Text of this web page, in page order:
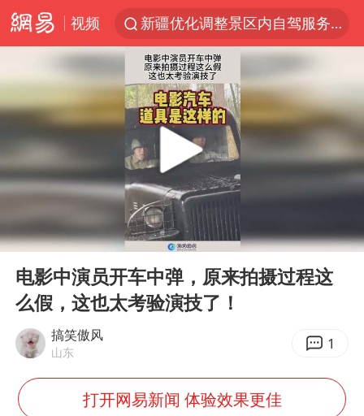
视频
新疆优化调整景区内自驾服务费
“新疆的交警怎么个个像我妈”
香港正式允许“拒绝抢救”
《欢迎来龙餐馆》口碑
白海豚将正面袭击贯穿浙江
郑丽文：台湾从来没有“独立”过
几元成本的AI广告导致千万市值蒸发
酒店回应车内过夜被收150元
商场现钱学森巨幅海报 负责人回应
36岁男演员成景区NPC后人气爆棚
Play
00:00 00:16
电影中演员开车中弹，原来拍摄过程这
么假，这也太考验演技了！
搞笑傲风
山东 1
打开网易新闻 体验效果更佳